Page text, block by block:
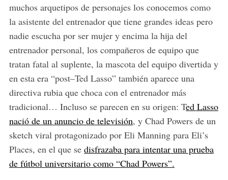
muchos arquetipos de personajes los conocemos como
la asistente del entrenador que tiene grandes ideas pero
nadie escucha por ser mujer y encima la hija del
entrenador personal, los compañeros de equipo que
tratan fatal al suplente, la mascota del equipo divertida y
en esta era “post–Ted Lasso” también aparece una
directiva rubia que choca con el entrenador más
tradicional… Incluso se parecen en su origen: Ted Lasso
nació de un anuncio de televisión, y Chad Powers de un
sketch viral protagonizado por Eli Manning para Eli’s
Places, en el que se disfrazaba para intentar una prueba
de fútbol universitario como “Chad Powers”.